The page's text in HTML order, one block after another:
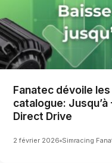
Fanatec dévoile
catalogue:
Direct Drive
2 février 2026 Simracing